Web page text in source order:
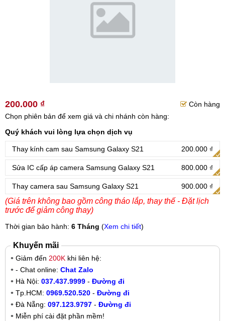
200.000 ₫
Còn hàng
Chọn phiên bản để xem giá và chi nhánh còn hàng:
Quý khách vui lòng lựa chọn dịch vụ
Thay kính cam sau Samsung Galaxy S21 200.000 ₫
Sửa IC cấp áp camera Samsung Galaxy S21 800.000 ₫
Thay camera sau Samsung Galaxy S21 900.000 ₫
(Giá trên không bao gồm công tháo lắp, thay thế - Đặt lịch
trước để giảm công thay)
Thời gian bảo hành: 6 Tháng (Xem chi tiết)
Khuyến mãi
Giảm đến 200K khi liên hệ:
- Chat online: Chat Zalo
Hà Nội: 037.437.9999 - Đường đi
Tp.HCM: 0969.520.520 - Đường đi
Đà Nẵng: 097.123.9797 - Đường đi
Miễn phí cài đặt phần mềm!